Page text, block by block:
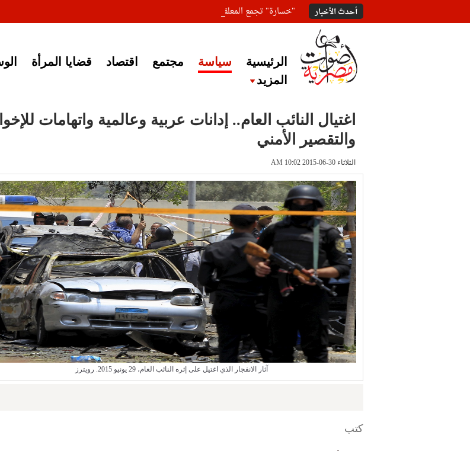
أحدث الأخبار "خسارة" تجمع المعلقين على خبر إغلاق أصوات مصرية
الرئيسية سياسة مجتمع اقتصاد قضايا المرأة
المزيد
اغتيال النائب العام.. إدانات عربية وعالمية واتهامات
والتقصير الأمني
الثلاثاء 30-06-2015 AM 10:02
آثار الانفجار الذي اغتيل على إثره النائب العام، 29 يونيو 2015. رويترز
كتب